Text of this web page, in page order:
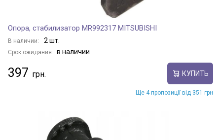
Опора, стабилизатор MR992317 MITSUBISHI
В наличии: 2 шт.
Срок ожидания: в наличии
397 КУПИТЬ
Ще 4 пропозиції від 351 грн